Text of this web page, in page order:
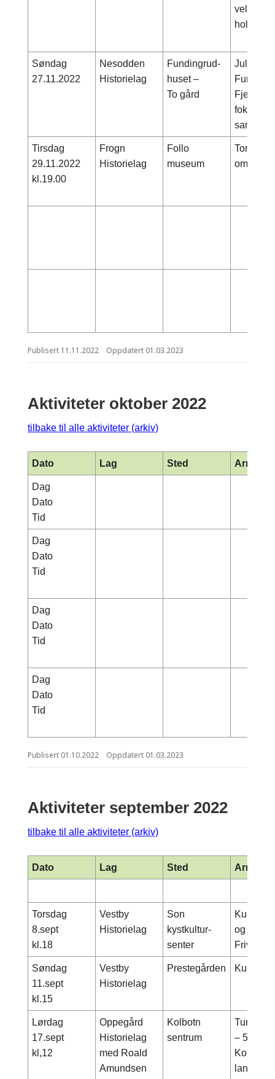
holder
Søndag
27.11.2022
Nesodden
Historielag
Fundingrud-
huset –
To gård
fokus
sanger.
Tirsdag
29.11.2022
kl.19.00
Frogn
Historielag
Follo
museum
Tom
om
Publisert 11.11.2022 Oppdatert 01.03.2023
Aktiviteter oktober 2022
tilbake til alle aktiviteter (arkiv)
Dato Lag Sted
Dag
Dato
Tid
Dag
Dato
Tid
Dag
Dato
Tid
Dag
Dato
Tid
Publisert 01.10.2022 Oppdatert 01.03.2023
Aktiviteter september 2022
tilbake til alle aktiviteter (arkiv)
Dato Lag Sted
Torsdag
8.sept
kl.18
Vestby
Historielag
Son
kystkultur-
senter
og spell
Søndag
11.sept
kl.15
Vestby
Historielag
Prestegården
Lørdag
17.sept
kl,12
Oppegård
Historielag
med Roald
Amundsen
Kolbotn
sentrum
– 5 kms
langs